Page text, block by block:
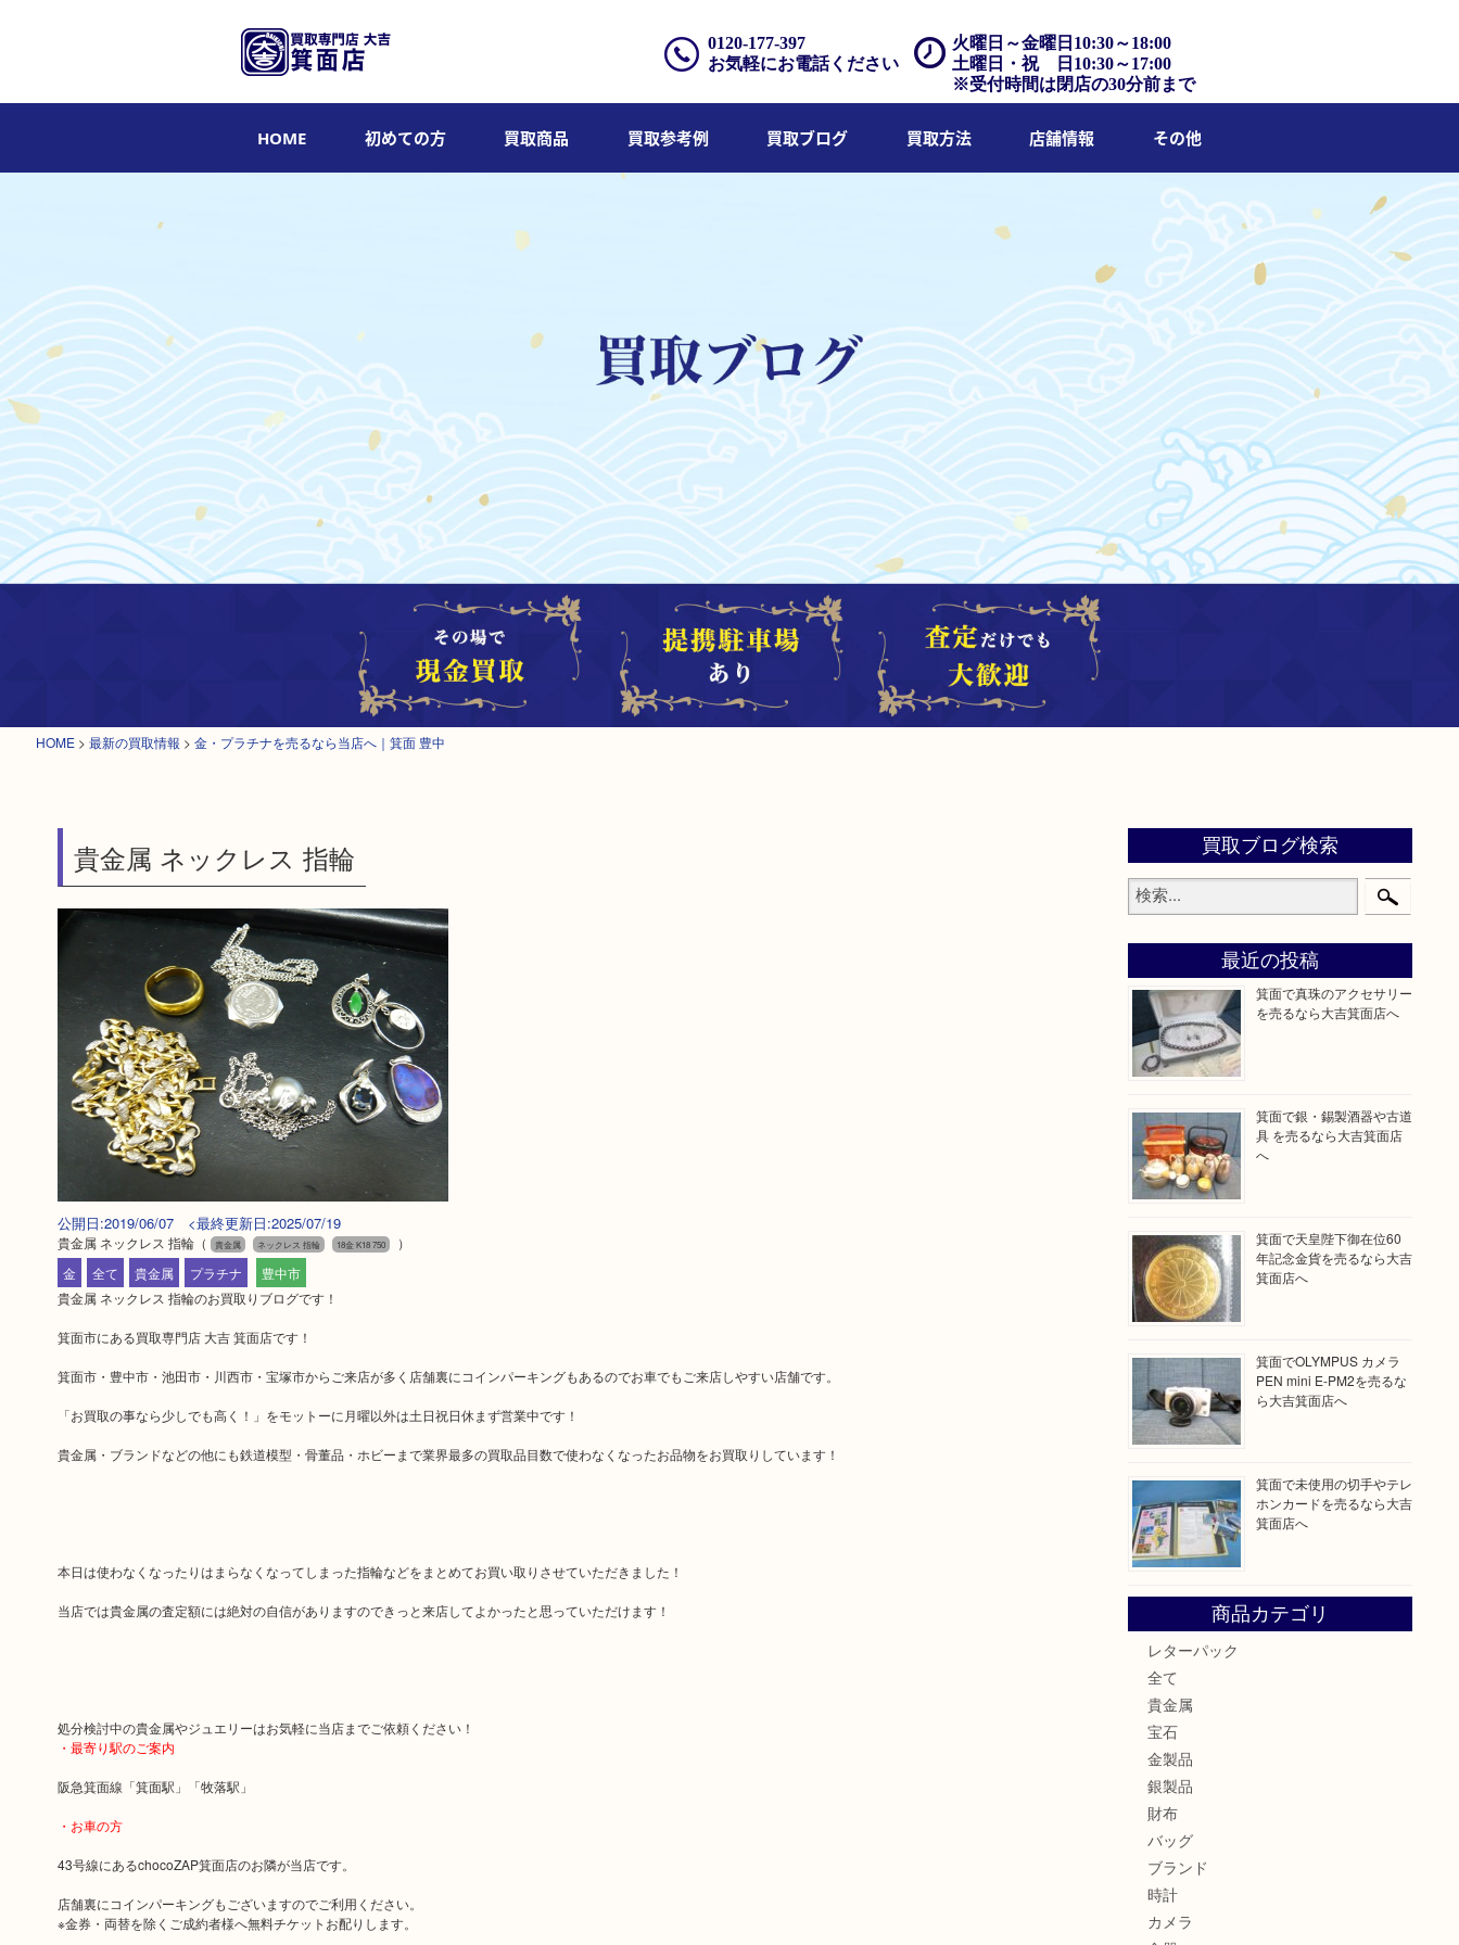
火曜日～金曜日10:30～18:00
土曜日・祝 日10:30～17:00
※受付時間は閉店の30分前まで
0120-177-397
お気軽にお電話ください
HOME 初めての方 買取商品 買取参考例 買取ブログ 買取方法 店舗情報 その他
HOME > 最新の買取情報 > 金・プラチナを売るなら当店へ｜箕面 豊中
貴金属 ネックレス 指輪
公開日:2019/06/07 <最終更新日:2025/07/19
貴金属 ネックレス 指輪（ 貴金属 ネックレス 指輪 18金 K18 750
）
金
全て 貴金属 プラチナ
豊中市
貴金属 ネックレス 指輪のお買取りブログです！
箕面市にある買取専門店 大吉 箕面店です！
箕面市・豊中市・池田市・川西市・宝塚市からご来店が多く店舗裏にコインパーキングもあるのでお車でもご来店しやすい店舗です。
「お買取の事なら少しでも高く！」をモットーに月曜以外は土日祝日休まず営業中です！
貴金属・ブランドなどの他にも鉄道模型・骨董品・ホビーまで業界最多の買取品目数で使わなくなったお品物をお買取りしています！
本日は使わなくなったりはまらなくなってしまった指輪などをまとめてお買い取りさせていただきました！
当店では貴金属の査定額には絶対の自信がありますのできっと来店してよかったと思っていただけます！
処分検討中の貴金属やジュエリーはお気軽に当店までご依頼ください！
・最寄り駅のご案内
阪急箕面線「箕面駅」「牧落駅」
・お車の方
43号線にあるchocoZAP箕面店のお隣が当店です。
店舗裏にコインパーキングもございますのでご利用ください。
※金券・両替を除くご成約者様へ無料チケットお配りします。
買取ブログ検索
最近の投稿
箕面で真珠のアクセサリー
を売るなら大吉箕面店へ
箕面で銀・錫製酒器や古道
具 を売るなら大吉箕面店
へ
箕面で天皇陛下御在位60
年記念金貨を売るなら大吉
箕面店へ
箕面でOLYMPUS カメラ
PEN mini E-PM2を売るな
ら大吉箕面店へ
箕面で未使用の切手やテレ
ホンカードを売るなら大吉
箕面店へ
商品カテゴリ
レターパック
全て
貴金属
宝石
金製品
銀製品
財布
バッグ
ブランド
時計
カメラ